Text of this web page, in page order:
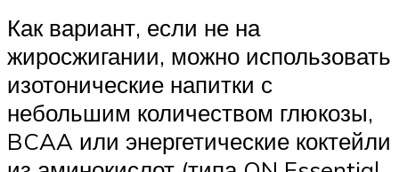
Как вариант, если не на
жиросжигании, можно использовать
изотонические напитки с
небольшим количеством глюкозы,
BCAA или энергетические коктейли